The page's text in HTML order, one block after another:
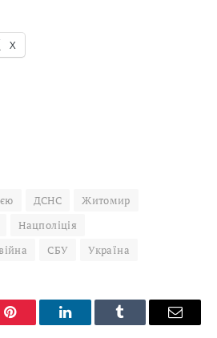
X
ДСНС
Житомир
Нацполіція
СБУ Україна
Pinterest LinkedInTumblr Email